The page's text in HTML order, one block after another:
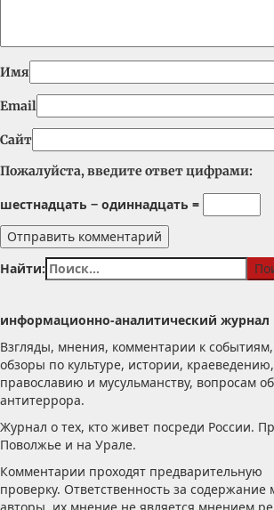
Имя
Email
Сайт
Пожалуйста, введите ответ цифрами:
шестнадцать − одиннадцать =
Найти:
информационно-аналитический журнал
Взгляды, мнения, комментарии к
обзоры по культуре, истории,
православию и мусульманству, вопросам
антитеррора.
Журнал о тех, кто живет посреди России.
Поволжье и на Урале.
Комментарии проходят предварительную
проверку. Ответственность за содержание